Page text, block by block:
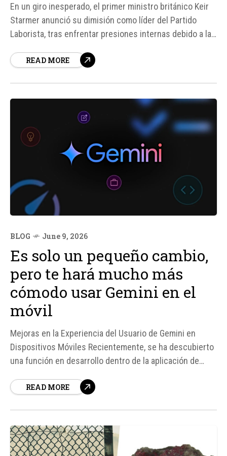
En un giro inesperado, el primer ministro británico Keir
Starmer anunció su dimisión como líder del Partido
Laborista, tras enfrentar presiones internas debido a la
los recientes reveses políticos de su gobierno. Esta
READ MORE
BLOG June 9, 2026
Es solo un pequeño cambio,
pero te hará mucho más
cómodo usar Gemini en el
móvil
Mejoras en la Experiencia del Usuario de Gemini en
Dispositivos Móviles Recientemente, se ha descubierto
una función en desarrollo dentro de la aplicación de
interactuar con Gemini, el asistente virtual, en
READ MORE